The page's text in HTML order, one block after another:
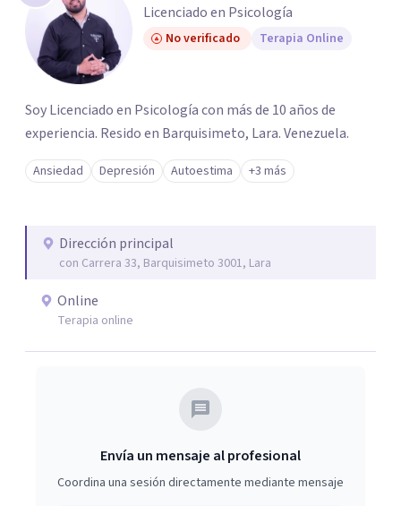
Licenciado en Psicología
No verificado Terapia Online
Soy Licenciado en Psicología con más de 10 años de
experiencia. Resido en Barquisimeto, Lara. Venezuela.
Ansiedad Depresión Autoestima +3 más
Dirección principal
con Carrera 33, Barquisimeto 3001, Lara
Online
Terapia online
Envía un mensaje al profesional
Coordina una sesión directamente mediante mensaje